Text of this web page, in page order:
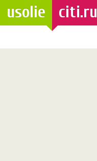
usolie citi.ru